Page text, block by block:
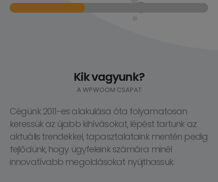
Kik vagyunk?
A WPWOOM CSAPAT
Cégünk 2011-es alakulása óta folyamatosan
keressük az újabb kihívásokat, lépést tartunk az
aktuális trendekkel, tapasztalataink mentén pedig
fejlődünk, hogy ügyfeleink számára minél
innovatívabb megoldásokat nyújthassuk.